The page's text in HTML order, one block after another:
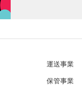
運送事業
保管事業